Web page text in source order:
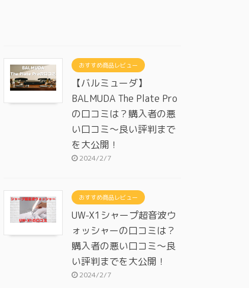
おすすめ商品レビュー
【バルミューダ】
BALMUDA The Plate Pro
の口コミは？購入者の悪
い口コミ～良い評判まで
を大公開！
2024/2/7
おすすめ商品レビュー
UW-X1シャープ超音波ウ
ォッシャーの口コミは？
購入者の悪い口コミ～良
い評判までを大公開！
2024/2/7